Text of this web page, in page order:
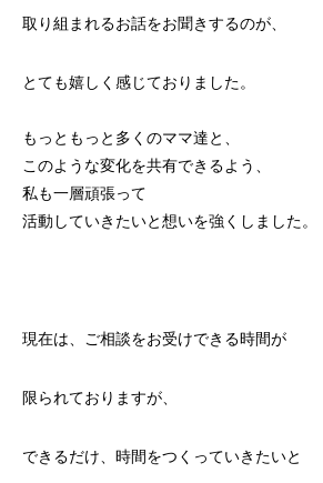
取り組まれるお話をお聞きするのが、
とても嬉しく感じておりました。
もっともっと多くのママ達と、
このような変化を共有できるよう、
私も一層頑張って
活動していきたいと想いを強くしました。
現在は、ご相談をお受けできる時間が
限られておりますが、
できるだけ、時間をつくっていきたいと